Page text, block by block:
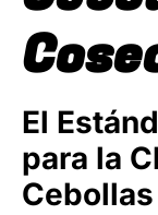
El
para la